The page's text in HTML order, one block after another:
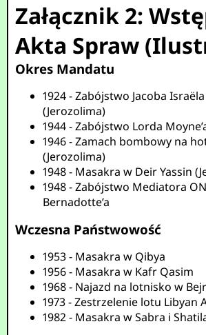
Załącznik 2:
Akta Spraw
Okres Mandatu
1924 - Zabójstwo Jacoba
(Jerozolima)
1944 - Zabójstwo Lorda
1946 - Zamach bombowy na
(Jerozolima)
1948 - Masakra w Deir Yassin
1948 - Zabójstwo Mediatora
Bernadotte’a
Wczesna Państwowość
1953 - Masakra w Qibya
1956 - Masakra w Kafr Qasim
1968 - Najazd na lotnisko w
1973 - Zestrzelenie lotu Libyan
1982 - Masakra w Sabra i